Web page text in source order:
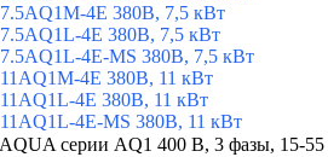
4E 380В, 7,5 кВт
4E 380В, 7,5 кВт
4E-MS 380В, 7,5 кВт
4E 380В, 11 кВт
4E 380В, 11 кВт
4E-MS 380В, 11 кВт
серии AQ1 400 В, 3 фазы, 15-